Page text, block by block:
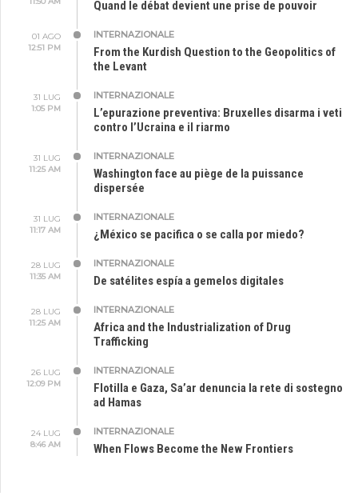
Quand le débat devient une prise de pouvoir
01 AGO
12:51 PM
INTERNAZIONALE
From the Kurdish Question to the Geopolitics of
the Levant
31 LUG
1:05 PM
INTERNAZIONALE
L’epurazione preventiva: Bruxelles disarma i veti
contro l’Ucraina e il riarmo
31 LUG
11:25 AM
INTERNAZIONALE
Washington face au piège de la puissance
dispersée
31 LUG
11:17 AM
INTERNAZIONALE
¿México se pacifica o se calla por miedo?
28 LUG
11:35 AM
INTERNAZIONALE
De satélites espía a gemelos digitales
28 LUG
11:25 AM
INTERNAZIONALE
Africa and the Industrialization of Drug
Trafficking
26 LUG
12:09 PM
INTERNAZIONALE
Flotilla e Gaza, Sa’ar denuncia la rete di sostegno
ad Hamas
24 LUG
8:46 AM
INTERNAZIONALE
When Flows Become the New Frontiers